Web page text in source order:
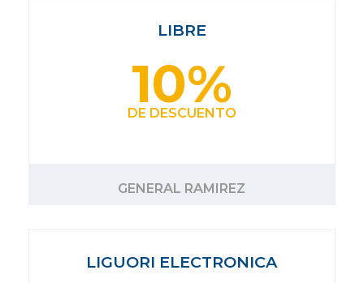
LIBRE
10%
DE DESCUENTO
GENERAL RAMIREZ
LIGUORI ELECTRONICA